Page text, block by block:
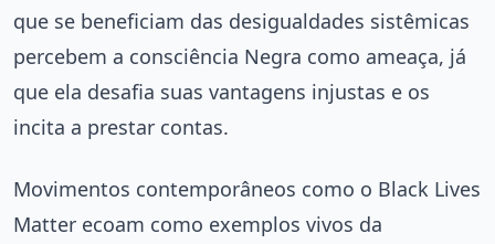
que se beneficiam das desigualdades sistêmicas
percebem a consciência Negra como ameaça, já
que ela desafia suas vantagens injustas e os
incita a prestar contas.
Movimentos contemporâneos como o Black Lives
Matter ecoam como exemplos vivos da